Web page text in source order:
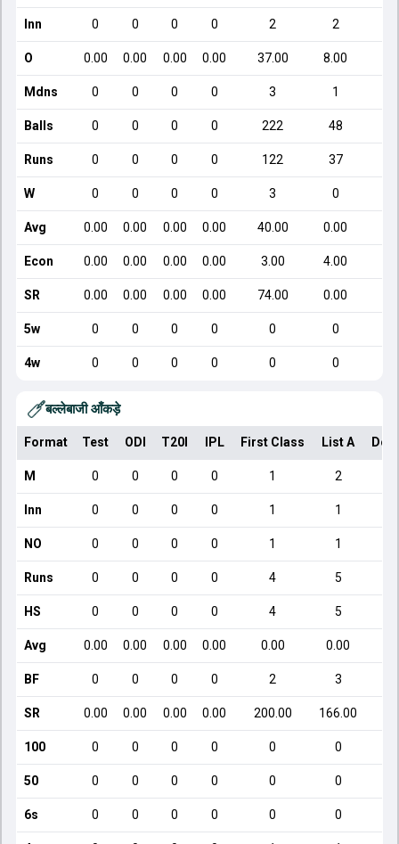
Inn 0 0 0 0 2 2
O 0.00 0.00 0.00 0.00 37.00 8.00
Mdns 0 0 0 0 3 1
Balls 0 0 0 0 222 48
Runs 0 0 0 0 122 37
W 0 0 0 0 3 0
Avg 0.00 0.00 0.00 0.00 40.00 0.00
Econ 0.00 0.00 0.00 0.00 3.00 4.00
SR 0.00 0.00 0.00 0.00 74.00 0.00
5w 0 0 0 0 0 0
4w 0 0 0 0 0 0
बल्लेबाजी आँकड़े
Format Test ODI T20I IPL First Class List A
M 0 0 0 0 1 2
Inn 0 0 0 0 1 1
NO 0 0 0 0 1 1
Runs 0 0 0 0 4 5
HS 0 0 0 0 4 5
Avg 0.00 0.00 0.00 0.00 0.00 0.00
BF 0 0 0 0 2 3
SR 0.00 0.00 0.00 0.00 200.00 166.00
100 0 0 0 0 0 0
50 0 0 0 0 0 0
6s 0 0 0 0 0 0